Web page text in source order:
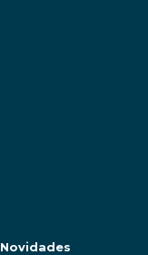
Novidades